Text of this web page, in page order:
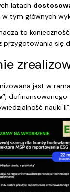
latach
w tym głównych
to
przygotowania się
jest w
,
nauki II”.